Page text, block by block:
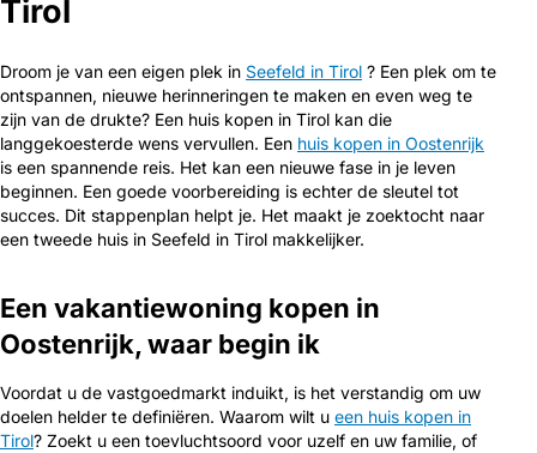
Tirol
Droom je van een eigen plek in Seefeld in Tirol ? Een plek om te
ontspannen, nieuwe herinneringen te maken en even weg te
zijn van de drukte? Een huis kopen in Tirol kan die
langgekoesterde wens vervullen. Een huis kopen in Oostenrijk
is een spannende reis. Het kan een nieuwe fase in je leven
beginnen. Een goede voorbereiding is echter de sleutel tot
succes. Dit stappenplan helpt je. Het maakt je zoektocht naar
een tweede huis in Seefeld in Tirol makkelijker.
Een vakantiewoning kopen in
Oostenrijk, waar begin ik
Voordat u de vastgoedmarkt induikt, is het verstandig om uw
doelen helder te definiëren. Waarom wilt u een huis kopen in
Tirol? Zoekt u een toevluchtsoord voor uzelf en uw familie, of